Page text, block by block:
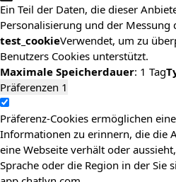
Ein Teil der Daten, die dieser
Personalisierung und der Messung
test_cookieVerwendet, um zu
Benutzers Cookies unterstützt.
Maximale Speicherdauer: 1 Tag
Präferenzen 1
Präferenz-Cookies ermöglichen
Informationen zu erinnern, die die
eine Webseite verhält oder
Sprache oder die Region in der Sie